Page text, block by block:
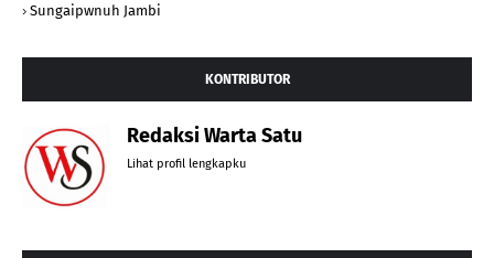
Sungaipwnuh Jambi
KONTRIBUTOR
Redaksi Warta Satu
Lihat profil lengkapku